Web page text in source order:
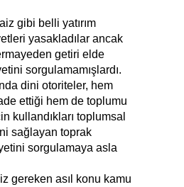
gibi belli yatırım
yasakladılar ancak
getiri elde
sorgulamamışlardı.
dini otoriteler, hem
ettiği hem de toplumu
kullandıkları toplumsal
sağlayan toprak
sorgulamaya asla
gereken asıl konu kamu